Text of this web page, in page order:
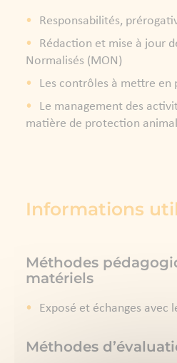
Responsabilités,
Rédaction et mise à jour
Normalisés (MON)
Les contrôles à mettre
Le management des
matière de protection
Informations
Méthodes
matériels
Exposé et échanges avec
Méthodes